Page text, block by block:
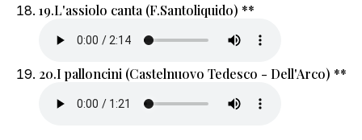
19.L'assiolo canta (F.Santoliquido) **
20.I palloncini (Castelnuovo Tedesco - Dell'Arco) **